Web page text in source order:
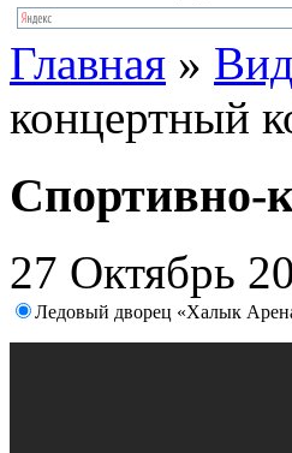
Главная »
концертный
Спортивно-
27 Октябрь
Ледовый дворец «Халык